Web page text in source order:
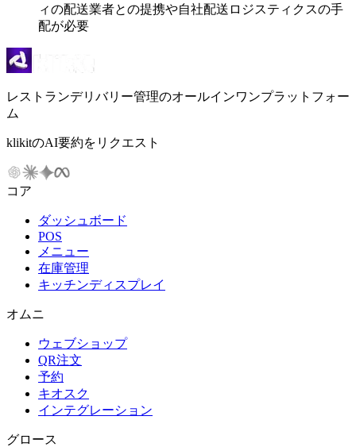
ィの配送業者との提携や自社配送ロジスティクスの手
配が必要
レストランデリバリー管理のオールインワンプラットフォー
ム
klikitのAI要約をリクエスト
コア
ダッシュボード
POS
メニュー
在庫管理
キッチンディスプレイ
オムニ
ウェブショップ
QR注文
予約
キオスク
インテグレーション
グロース